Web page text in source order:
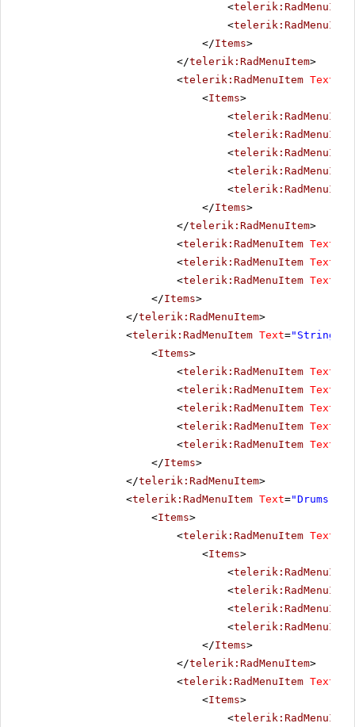
<telerik:RadMenuItem
<telerik:RadMenuItem
</Items>
</telerik:RadMenuItem>
<telerik:RadMenuItem Text
<Items>
<telerik:RadMenuItem
<telerik:RadMenuItem
<telerik:RadMenuItem
<telerik:RadMenuItem
<telerik:RadMenuItem
</Items>
</telerik:RadMenuItem>
<telerik:RadMenuItem Text
<telerik:RadMenuItem Text
<telerik:RadMenuItem Text
</Items>
</telerik:RadMenuItem>
<telerik:RadMenuItem Text="Strings"
<Items>
<telerik:RadMenuItem Text
<telerik:RadMenuItem Text
<telerik:RadMenuItem Text
<telerik:RadMenuItem Text
<telerik:RadMenuItem Text
</Items>
</telerik:RadMenuItem>
<telerik:RadMenuItem Text="Drums"
<Items>
<telerik:RadMenuItem Text
<Items>
<telerik:RadMenuItem
<telerik:RadMenuItem
<telerik:RadMenuItem
<telerik:RadMenuItem
</Items>
</telerik:RadMenuItem>
<telerik:RadMenuItem Text
<Items>
<telerik:RadMenuItem